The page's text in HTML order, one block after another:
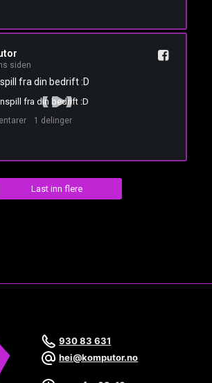
siden
fra din bedrift :D
1 delinger
Last inn flere
930 83 631
hei@komputor.no